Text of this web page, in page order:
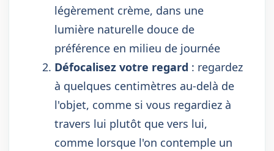
légèrement crème, dans une
lumière naturelle douce de
préférence en milieu de journée
Défocalisez votre regard : regardez
à quelques centimètres au-delà de
l'objet, comme si vous regardiez à
travers lui plutôt que vers lui,
comme lorsque l'on contemple un